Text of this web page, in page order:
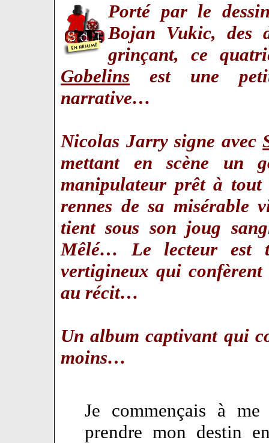
Porté par le
Bojan Vukic, des
grinçant, ce
Gobelins est une
narrative…
Nicolas Jarry signe avec
mettant en scène un
manipulateur prêt à
rennes de sa
tient sous son joug
Mêlé… Le lecteur est
vertigineux qui
au récit…
Un album captivant qui
moins…
Je commençais à
prendre mon destin